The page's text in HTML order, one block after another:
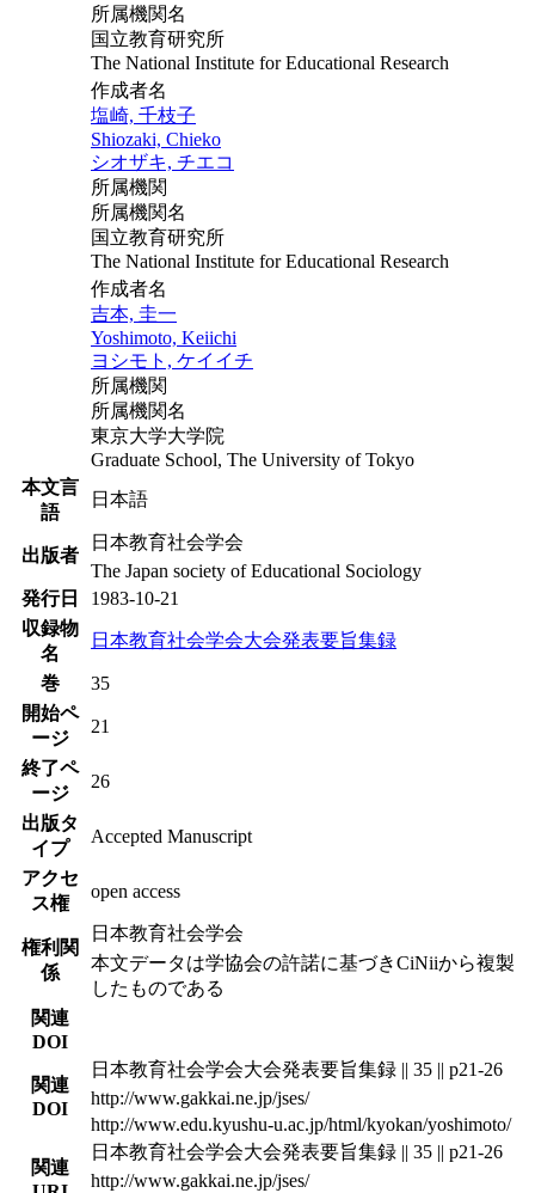
所属機関名
国立教育研究所
The National Institute for Educational Research
作成者名
塩崎, 千枝子
Shiozaki, Chieko
シオザキ, チエコ
所属機関
所属機関名
国立教育研究所
The National Institute for Educational Research
作成者名
吉本, 圭一
Yoshimoto, Keiichi
ヨシモト, ケイイチ
所属機関
所属機関名
東京大学大学院
Graduate School, The University of Tokyo
本文言
語
日本語
出版者
日本教育社会学会
The Japan society of Educational Sociology
発行日
1983-10-21
収録物
名
日本教育社会学会大会発表要旨集録
巻
35
開始ペ
ージ
21
終了ペ
ージ
26
出版タ
イプ
Accepted Manuscript
アクセ
ス権
open access
権利関
係
日本教育社会学会
本文データは学協会の許諾に基づきCiNiiから複製
したものである
関連
DOI
関連
DOI
日本教育社会学会大会発表要旨集録 || 35 || p21-26
http://www.gakkai.ne.jp/jses/
http://www.edu.kyushu-u.ac.jp/html/kyokan/yoshimoto/
関連
日本教育社会学会大会発表要旨集録 || 35 || p21-26
http://www.gakkai.ne.jp/jses/